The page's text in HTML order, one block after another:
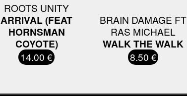
ROOTS UNITY
ARRIVAL (FEAT
HORNSMAN
COYOTE)
14.00 €
BRAIN DAMAGE FT
RAS MICHAEL
WALK THE WALK
8.50 €